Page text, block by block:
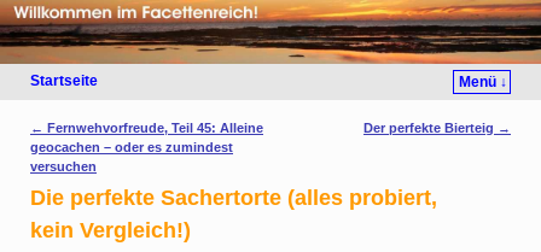
Startseite Menü ↓
Artikelnavigation
← Fernwehvorfreude, Teil 45: Alleine
geocachen – oder es zumindest
versuchen
Der perfekte Bierteig →
Die perfekte Sachertorte (alles probiert,
kein Vergleich!)